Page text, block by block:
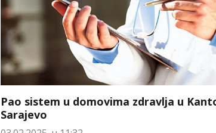
Pao sistem u domovima zdravlja u
Sarajevo